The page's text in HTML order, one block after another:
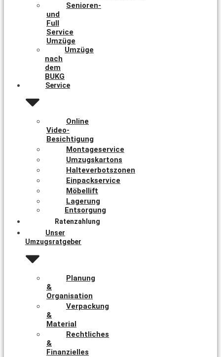
Senioren-
und
Full
Service
Umzüge
Umzüge
nach
dem
BUKG
Service
Online
Video-
Besichtigung
Montageservice
Umzugskartons
Halteverbotszonen
Einpackservice
Möbellift
Lagerung
Entsorgung
Ratenzahlung
Unser
Umzugsratgeber
Planung
&
Organisation
Verpackung
&
Material
Rechtliches
&
Finanzielles